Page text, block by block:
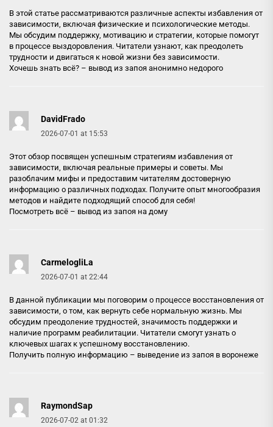
В этой статье рассматриваются различные аспекты избавления от
зависимости, включая физические и психологические методы.
Мы обсудим поддержку, мотивацию и стратегии, которые помогут
в процессе выздоровления. Читатели узнают, как преодолеть
трудности и двигаться к новой жизни без зависимости.
Хочешь знать всё? – вывод из запоя анонимно недорого
DavidFrado
2026-07-01 at 15:53
Этот обзор посвящен успешным стратегиям избавления от
зависимости, включая реальные примеры и советы. Мы
разоблачим мифы и предоставим читателям достоверную
информацию о различных подходах. Получите опыт многообразия
методов и найдите подходящий способ для себя!
Посмотреть всё – вывод из запоя на дому
CarmelogliLa
2026-07-01 at 22:44
В данной публикации мы поговорим о процессе восстановления от
зависимости, о том, как вернуть себе нормальную жизнь. Мы
обсудим преодоление трудностей, значимость поддержки и
наличие программ реабилитации. Читатели смогут узнать о
ключевых шагах к успешному восстановлению.
Получить полную информацию – выведение из запоя в воронеже
RaymondSap
2026-07-02 at 01:32